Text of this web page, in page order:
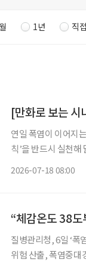
1년 직
[만화로 보는 시
연일 폭염이 이어지
칙’을 반드시 실천
2026-07-18 08:00
“체감온도 38도
질병관리청, 6일 ‘폭
위험 산출, 폭염중대경보 시 사망위험